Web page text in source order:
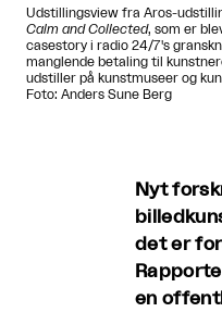
Udstillingsview fra Aros-
Calm and Collected, som er
casestory i radio 24/7's
manglende betaling til
udstiller på kunstmuseer og
Foto: Anders Sune Berg
Nyt
det er
en